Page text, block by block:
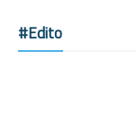
#Edito